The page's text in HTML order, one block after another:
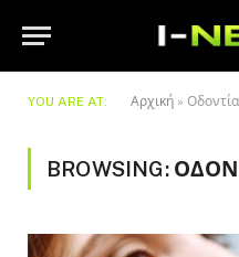
YOU ARE AT: Αρχική »
BROWSING: